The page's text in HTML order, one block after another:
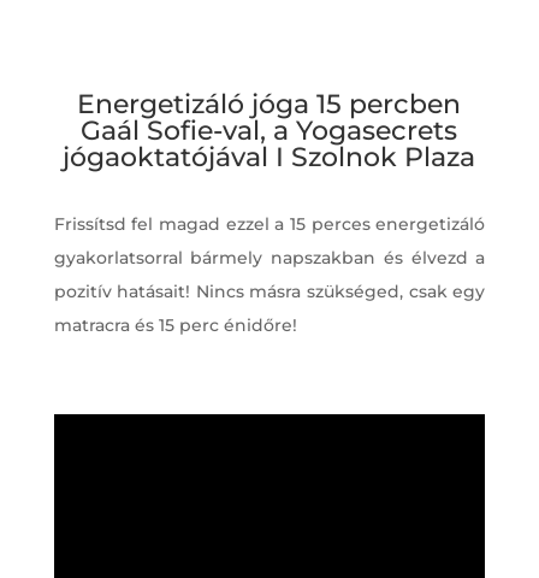
Energetizáló jóga 15 percben
Gaál Sofie-val, a Yogasecrets
jógaoktatójával I Szolnok Plaza
Frissítsd fel magad ezzel a 15 perces energetizáló
gyakorlatsorral bármely napszakban és élvezd a
pozitív hatásait! Nincs másra szükséged, csak egy
matracra és 15 perc énidőre!